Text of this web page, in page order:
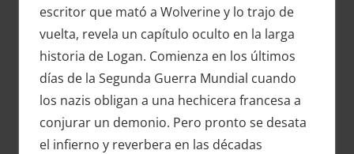
escritor que mató a Wolverine y lo trajo de
vuelta, revela un capítulo oculto en la larga
historia de Logan. Comienza en los últimos
días de la Segunda Guerra Mundial cuando
los nazis obligan a una hechicera francesa a
conjurar un demonio. Pero pronto se desata
el infierno y reverbera en las décadas